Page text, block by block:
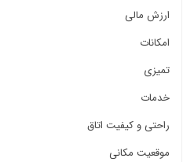
ارزش مالی
امکانات
تمیزی
خدمات
راحتی و کیفیت اتاق
موقعیت مکانی